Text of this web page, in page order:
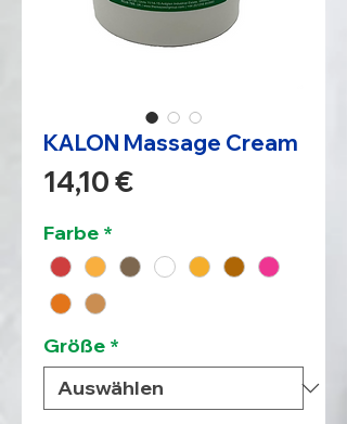
KALON Massage Cream
14,10 €Preis
Farbe *
Größe *